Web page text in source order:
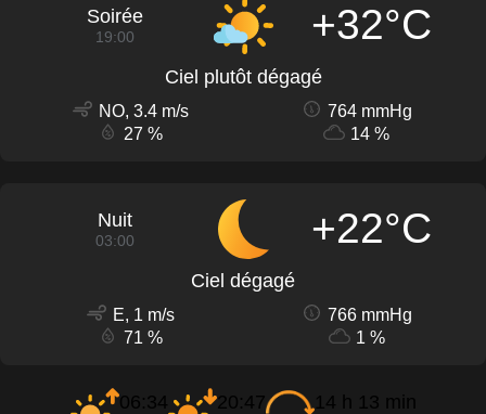
Soirée
19:00 +32°C
Ciel plutôt dégagé
NO, 3.4 m/s
764 mmHg
27 %
14 %
Nuit
03:00 +22°C
Ciel dégagé
E, 1 m/s
766 mmHg
71 %
1 %
06:34 20:47 14 h 13 min